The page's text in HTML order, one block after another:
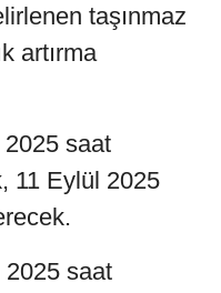
taşınmaz
artırma
saat
11 Eylül 2025
saat